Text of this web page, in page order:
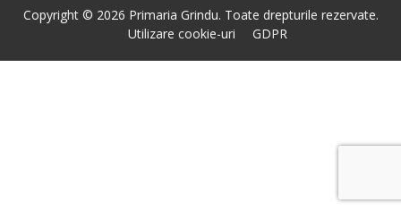
Copyright © 2026 Primaria Grindu. Toate drepturile rezervate.
Utilizare cookie-uri
GDPR